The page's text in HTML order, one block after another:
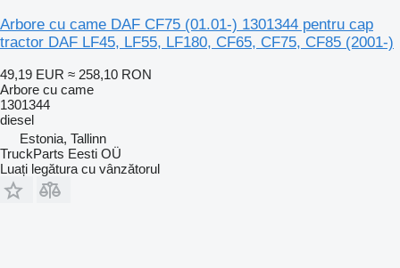
Arbore cu came DAF CF75 (01.01-) 1301344 pentru cap
tractor DAF LF45, LF55, LF180, CF65, CF75, CF85 (2001-)
49,19 EUR ≈ 258,10 RON
Arbore cu came
1301344
diesel
Estonia, Tallinn
TruckParts Eesti OÜ
Luați legătura cu vânzătorul